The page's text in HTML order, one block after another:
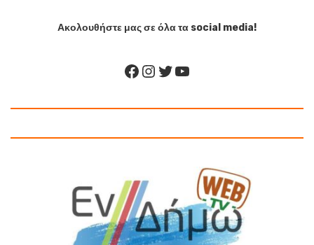
Ακολουθήστε μας σε όλα τα social media!